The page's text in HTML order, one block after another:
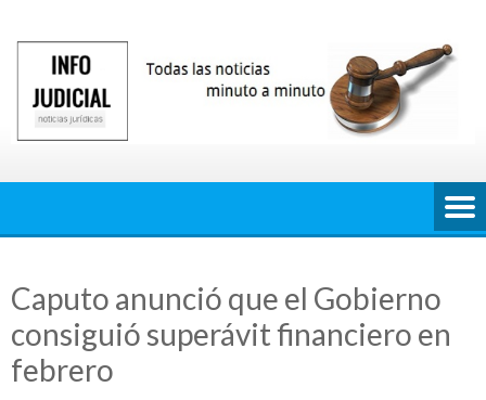
contenido
Caputo anunció que el Gobierno
consiguió superávit financiero en
febrero